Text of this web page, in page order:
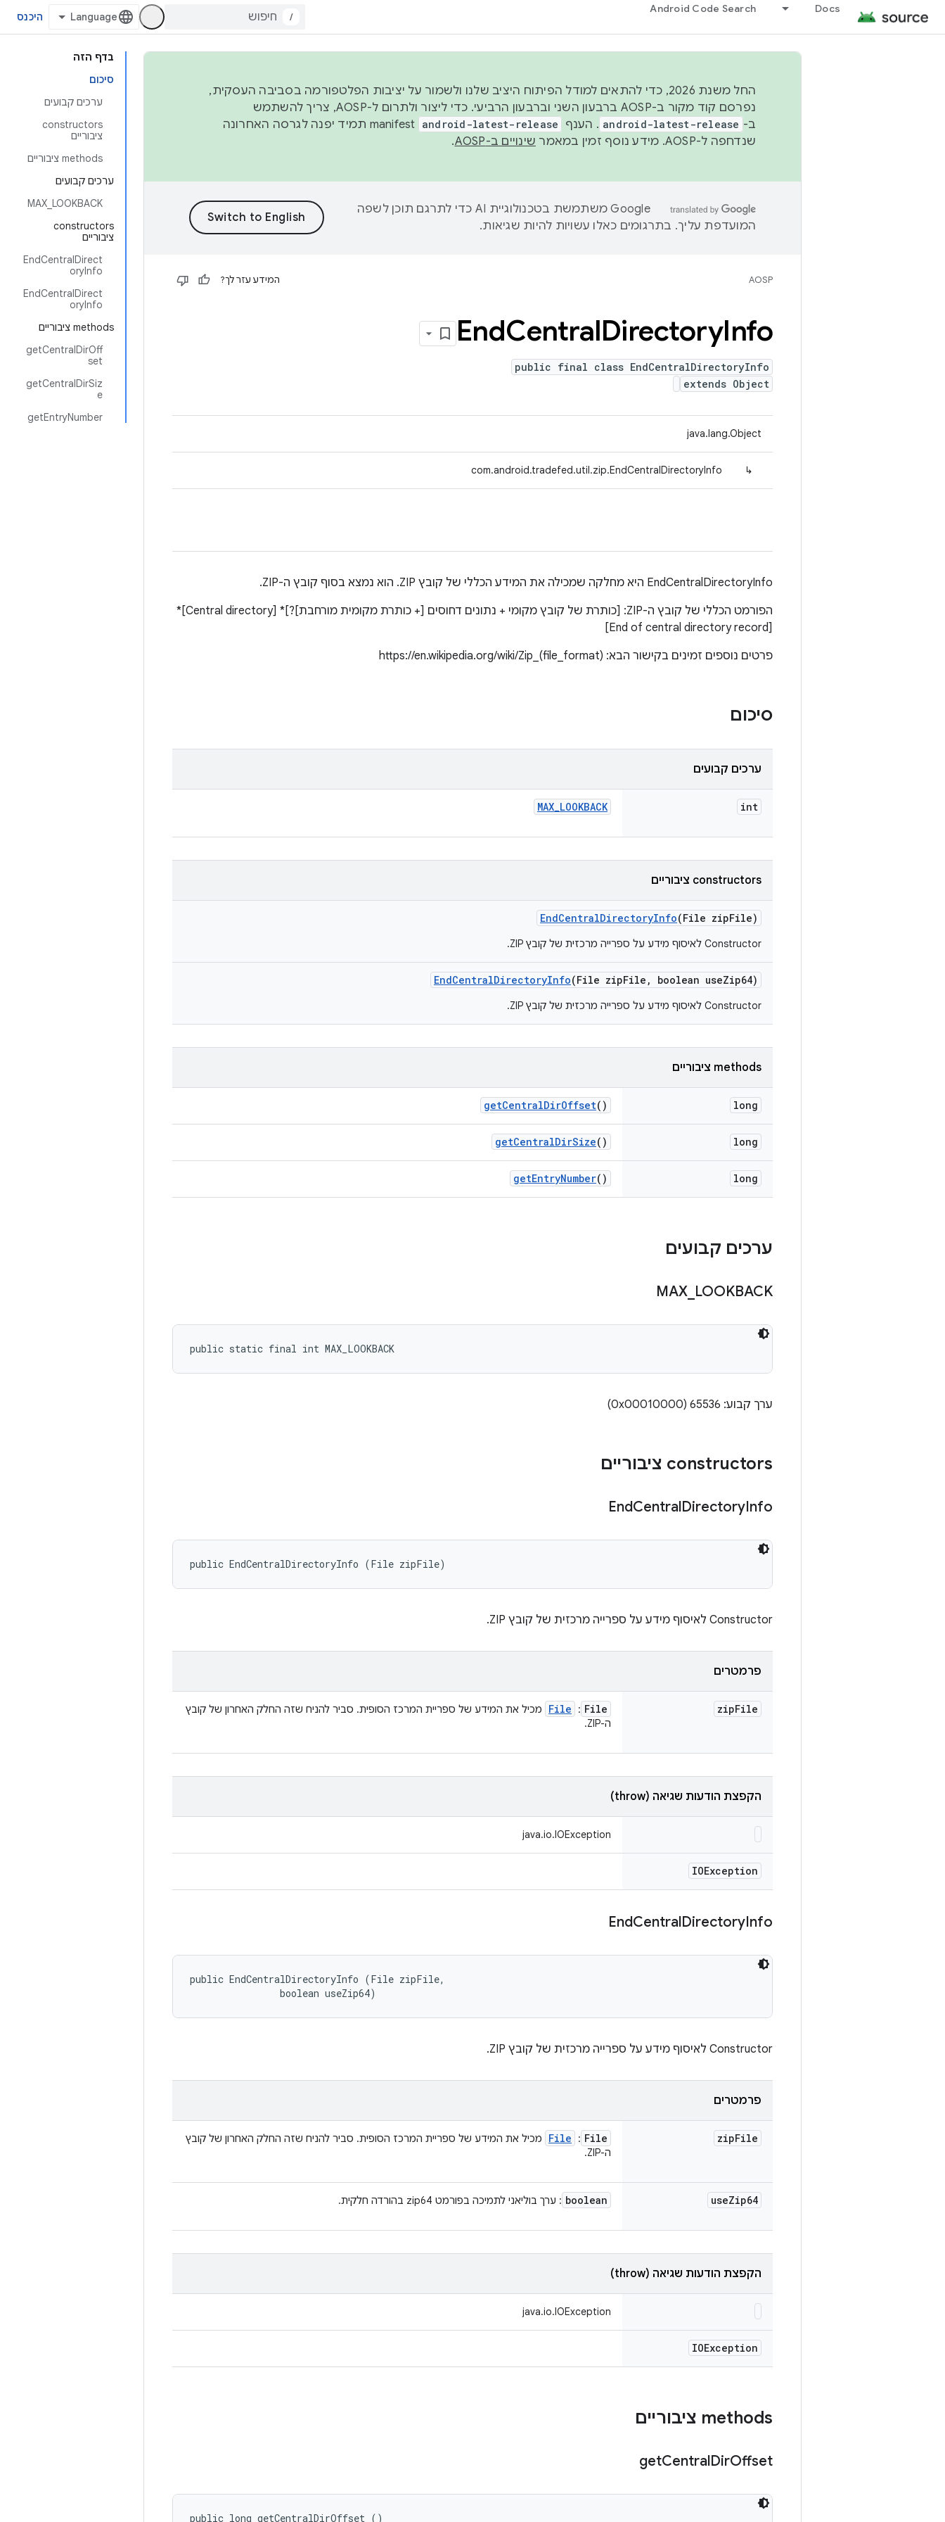
Docs
Android Code Search
/ היכנס
בדף הזה
סיכום
ערכים קבועים
‫constructors
ציבוריים
‫methods ציבוריים
ערכים קבועים
MAX_LOOKBACK
‫constructors
ציבוריים
EndCentralDirect
oryInfo
EndCentralDirect
oryInfo
‫methods ציבוריים
getCentralDirOff
set
getCentralDirSiz
e
getEntryNumber
החל משנת 2026, כדי להתאים למודל הפיתוח היציב שלנו ולשמור על יציבות הפלטפורמה בסביבה העסקית,
נפרסם קוד מקור ב-AOSP ברבעון השני וברבעון הרביעי. כדי ליצור ולתרום ל-AOSP, צריך להשתמש
ב- android-latest-release . הענף android-latest-release
manifest תמיד יפנה לגרסה האחרונה
שנדחפה ל-AOSP. מידע נוסף זמין במאמר
שינויים ב-AOSP .
‫Google משתמשת בטכנולוגיית AI כדי לתרגם תוכן לשפה
המועדפת עליך. בתרגומים כאלו עשויות להיות שגיאות.
AOSP המידע עזר לך?
EndCentralDirectoryInfo
public final class EndCentralDirectoryInfo
extends Object
java.lang.Object
↳
com.android.tradefed.util.zip.EndCentralDirectoryInfo
‫EndCentralDirectoryInfo היא מחלקה שמכילה את המידע הכללי של קובץ ZIP. הוא נמצא בסוף קובץ ה-ZIP.
הפורמט הכללי של קובץ ה-ZIP:‏ [כותרת של קובץ מקומי + נתונים דחוסים [+ כותרת מקומית מורחבת]?]* ‫[Central directory]*
[End of central directory record]
פרטים נוספים זמינים בקישור הבא: https://en.wikipedia.org/wiki/Zip_(file_format)
סיכום
ערכים קבועים
int
MAX_LOOKBACK
‫constructors ציבוריים
EndCentralDirectoryInfo(File zipFile)
Constructor לאיסוף מידע על ספרייה מרכזית של קובץ ZIP.
EndCentralDirectoryInfo(File zipFile , boolean useZip64)
Constructor לאיסוף מידע על ספרייה מרכזית של קובץ ZIP.
‫methods ציבוריים
long
getCentralDirOffset()
long
getCentralDirSize()
long
getEntryNumber()
ערכים קבועים
MAX LOOKBACK
public static final int MAX_LOOKBACK
ערך קבוע: 65536 (0x00010000)
‫constructors ציבוריים
EndCentralDirectoryInfo
public EndCentralDirectoryInfo (File zipFile)
Constructor לאיסוף מידע על ספרייה מרכזית של קובץ ZIP.
פרמטרים
zipFile
File
:
File
מכיל את המידע של ספריית המרכז הסופית. סביר להניח שזה החלק האחרון של קובץ
ה-ZIP.
הקפצת הודעות שגיאה (throw)
java.io.IOException
IOException
EndCentralDirectoryInfo
public EndCentralDirectoryInfo (File zipFile,
                boolean useZip64)
Constructor לאיסוף מידע על ספרייה מרכזית של קובץ ZIP.
פרמטרים
zipFile
File
:
File
מכיל את המידע של ספריית המרכז הסופית. סביר להניח שזה החלק האחרון של קובץ
ה-ZIP.
useZip64
boolean : ערך בוליאני לתמיכה בפורמט zip64 בהורדה חלקית.
הקפצת הודעות שגיאה (throw)
java.io.IOException
IOException
‫methods ציבוריים
getCentralDirOffset
public long getCentralDirOffset ()